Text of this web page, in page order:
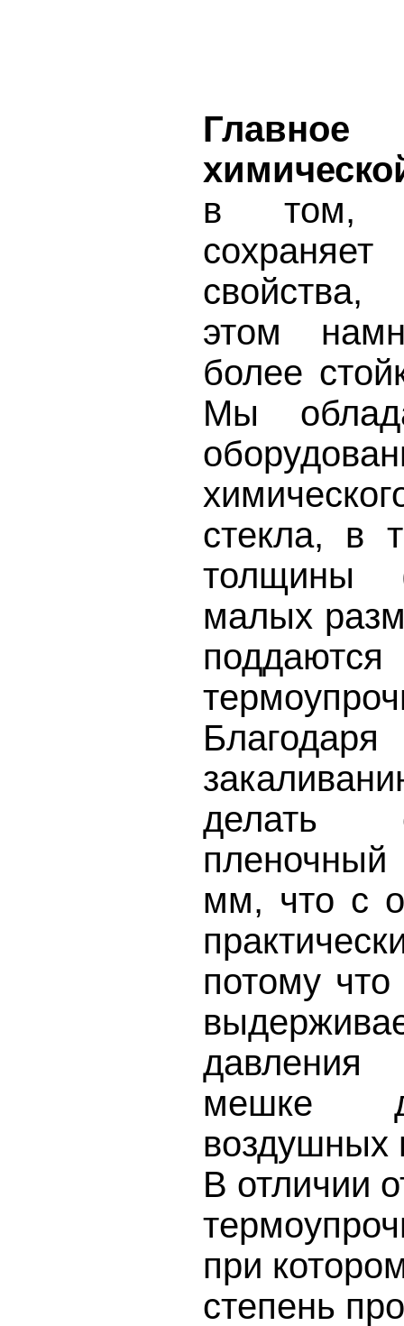
Главное
в том,
этом
более
Мы
стекла, в
толщины
малых
поддаются
делать
мм, что с
потому что
мешке
воздушных
В отличии
при
степень